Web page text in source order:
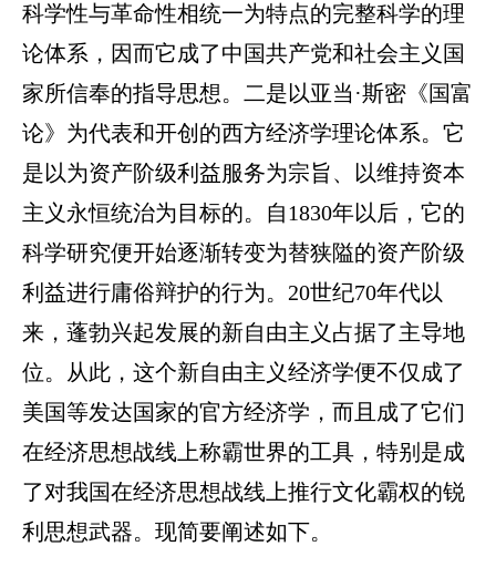
科学性与革命性相统一为特点的完整科学的理
论体系，因而它成了中国共产党和社会主义国
家所信奉的指导思想。二是以亚当·斯密《国富
论》为代表和开创的西方经济学理论体系。它
是以为资产阶级利益服务为宗旨、以维持资本
主义永恒统治为目标的。自1830年以后，它的
科学研究便开始逐渐转变为替狭隘的资产阶级
利益进行庸俗辩护的行为。 20世纪70年代以
来，蓬勃兴起发展的新自由主义占据了主导地
位。从此，这个新自由主义经济学便不仅成了
美国等发达国家的官方经济学，而且成了它们
在经济思想战线上称霸世界的工具，特别是成
了对我国在经济思想战线上推行文化霸权的锐
利思想武器。现简要阐述如下。